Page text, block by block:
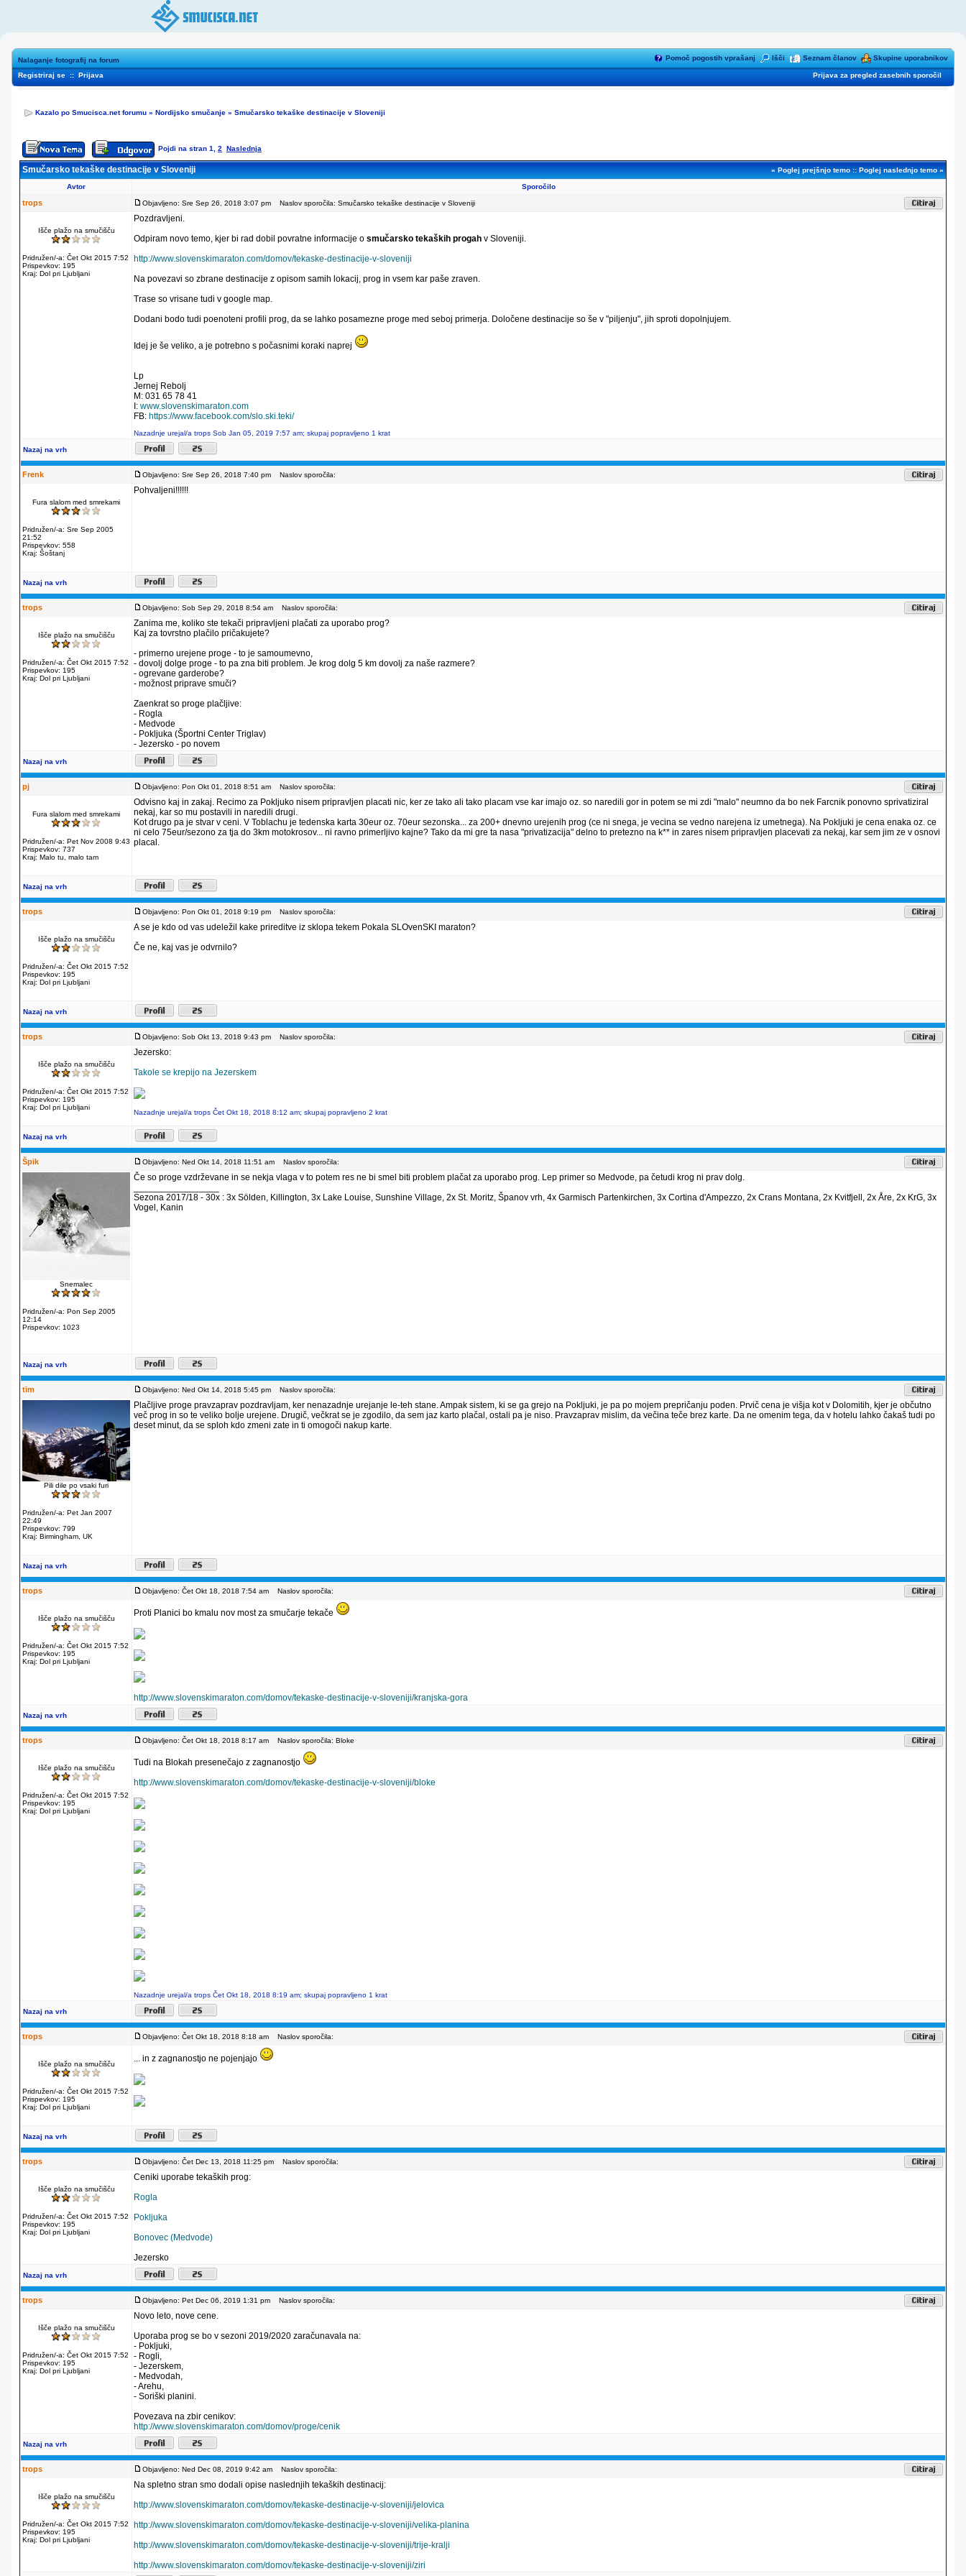
Nalaganje fotografij na forum Pomoč pogostih vprašanj Išči Seznam članov Skupine uporabnikov
Registriraj se :: Prijava Prijava za pregled zasebnih sporočil
Kazalo po Smucisca.net forumu » Nordijsko smučanje » Smučarsko tekaške destinacije v Sloveniji
Pojdi na stran 1 2 Naslednja
Smučarsko tekaške destinacije v Sloveniji « Poglej prejšnjo temo :: Poglej naslednjo temo »
Avtor Sporočilo
trops Objavljeno: Sre Sep 26, 2018 3:07 pm Naslov sporočila: Smučarsko tekaške destinacije v Sloveniji
Išče plažo na smučišču
Pridružen/-a: Čet Okt 2015 7:52
Prispevkov: 195
Kraj: Dol pri Ljubljani
Pozdravljeni.
Odpiram novo temo, kjer bi rad dobil povratne informacije o smučarsko tekaških progah v Sloveniji.
http://www.slovenskimaraton.com/domov/tekaske-destinacije-v-sloveniji
Na povezavi so zbrane destinacije z opisom samih lokacij, prog in vsem kar paše zraven.
Trase so vrisane tudi v google map.
Dodani bodo tudi poenoteni profili prog, da se lahko posamezne proge med seboj primerja. Določene destinacije so še v "piljenju", jih sproti dopolnjujem.
Idej je še veliko, a je potrebno s počasnimi koraki naprej
Lp
Jernej Rebolj
M: 031 65 78 41
I: www.slovenskimaraton.com
FB: https://www.facebook.com/slo.ski.teki/
Nazadnje urejal/a trops Sob Jan 05, 2019 7:57 am; skupaj popravljeno 1 krat
Nazaj na vrh
Frenk Objavljeno: Sre Sep 26, 2018 7:40 pm Naslov sporočila:
Fura slalom med smrekami
Pridružen/-a: Sre Sep 2005
21:52
Prispevkov: 558
Kraj: Šoštanj
Pohvaljeni!!!!!!
Nazaj na vrh
trops Objavljeno: Sob Sep 29, 2018 8:54 am Naslov sporočila:
Išče plažo na smučišču
Pridružen/-a: Čet Okt 2015 7:52
Prispevkov: 195
Kraj: Dol pri Ljubljani
Zanima me, koliko ste tekači pripravljeni plačati za uporabo prog?
Kaj za tovrstno plačilo pričakujete?
- primerno urejene proge - to je samoumevno,
- dovolj dolge proge - to pa zna biti problem. Je krog dolg 5 km dovolj za naše razmere?
- ogrevane garderobe?
- možnost priprave smuči?
Zaenkrat so proge plačljive:
- Rogla
- Medvode
- Pokljuka (Športni Center Triglav)
- Jezersko - po novem
Nazaj na vrh
pj Objavljeno: Pon Okt 01, 2018 8:51 am Naslov sporočila:
Fura slalom med smrekami
Pridružen/-a: Pet Nov 2008 9:43
Prispevkov: 737
Kraj: Malo tu, malo tam
Odvisno kaj in zakaj. Recimo za Pokljuko nisem pripravljen placati nic, ker ze tako ali tako placam vse kar imajo oz. so naredili gor in potem se mi zdi "malo" neumno da bo nek Farcnik ponovno sprivatiziral
nekaj, kar so mu postavili in naredili drugi.
Kot drugo pa je stvar v ceni. V Toblachu je tedenska karta 30eur oz. 70eur sezonska... za 200+ dnevno urejenih prog (ce ni snega, je vecina se vedno narejena iz umetnega). Na Pokljuki je cena enaka oz. ce
ni celo 75eur/sezono za tja do 3km motokrosov... ni ravno primerljivo kajne? Tako da mi gre ta nasa "privatizacija" delno to pretezno na k** in zares nisem pripravljen placevati za nekaj, kar sem jim ze v osnovi
placal.
Nazaj na vrh
trops Objavljeno: Pon Okt 01, 2018 9:19 pm Naslov sporočila:
Išče plažo na smučišču
Pridružen/-a: Čet Okt 2015 7:52
Prispevkov: 195
Kraj: Dol pri Ljubljani
A se je kdo od vas udeležil kake prireditve iz sklopa tekem Pokala SLOvenSKI maraton?
Če ne, kaj vas je odvrnilo?
Nazaj na vrh
trops Objavljeno: Sob Okt 13, 2018 9:43 pm Naslov sporočila:
Išče plažo na smučišču
Pridružen/-a: Čet Okt 2015 7:52
Prispevkov: 195
Kraj: Dol pri Ljubljani
Jezersko:
Takole se krepijo na Jezerskem
Nazadnje urejal/a trops Čet Okt 18, 2018 8:12 am; skupaj popravljeno 2 krat
Nazaj na vrh
Špik Objavljeno: Ned Okt 14, 2018 11:51 am Naslov sporočila:
Snemalec
Pridružen/-a: Pon Sep 2005
12:14
Prispevkov: 1023
Če so proge vzdrževane in se nekja vlaga v to potem res ne bi smel biti problem plačat za uporabo prog. Lep primer so Medvode, pa četudi krog ni prav dolg.
Sezona 2017/18 - 30x : 3x Sölden, Killington, 3x Lake Louise, Sunshine Village, 2x St. Moritz, Španov vrh, 4x Garmisch Partenkirchen, 3x Cortina d'Ampezzo, 2x Crans Montana, 2x Kvitfjell, 2x Åre, 2x KrG, 3x
Vogel, Kanin
Nazaj na vrh
tim Objavljeno: Ned Okt 14, 2018 5:45 pm Naslov sporočila:
Pili dile po vsaki furi
Pridružen/-a: Pet Jan 2007
22:49
Prispevkov: 799
Kraj: Birmingham, UK
Plačljive proge pravzaprav pozdravljam, ker nenazadnje urejanje le-teh stane. Ampak sistem, ki se ga grejo na Pokljuki, je pa po mojem prepričanju poden. Prvič cena je višja kot v Dolomitih, kjer je občutno
več prog in so te veliko bolje urejene. Drugič, večkrat se je zgodilo, da sem jaz karto plačal, ostali pa je niso. Pravzaprav mislim, da večina teče brez karte. Da ne omenim tega, da v hotelu lahko čakaš tudi po
deset minut, da se sploh kdo zmeni zate in ti omogoči nakup karte.
Nazaj na vrh
trops Objavljeno: Čet Okt 18, 2018 7:54 am Naslov sporočila:
Išče plažo na smučišču
Pridružen/-a: Čet Okt 2015 7:52
Prispevkov: 195
Kraj: Dol pri Ljubljani
Proti Planici bo kmalu nov most za smučarje tekače
http://www.slovenskimaraton.com/domov/tekaske-destinacije-v-sloveniji/kranjska-gora
Nazaj na vrh
trops Objavljeno: Čet Okt 18, 2018 8:17 am Naslov sporočila: Bloke
Išče plažo na smučišču
Pridružen/-a: Čet Okt 2015 7:52
Prispevkov: 195
Kraj: Dol pri Ljubljani
Tudi na Blokah presenečajo z zagnanostjo
http://www.slovenskimaraton.com/domov/tekaske-destinacije-v-sloveniji/bloke
Nazadnje urejal/a trops Čet Okt 18, 2018 8:19 am; skupaj popravljeno 1 krat
Nazaj na vrh
trops Objavljeno: Čet Okt 18, 2018 8:18 am Naslov sporočila:
Išče plažo na smučišču
Pridružen/-a: Čet Okt 2015 7:52
Prispevkov: 195
Kraj: Dol pri Ljubljani
... in z zagnanostjo ne pojenjajo
Nazaj na vrh
trops Objavljeno: Čet Dec 13, 2018 11:25 pm Naslov sporočila:
Išče plažo na smučišču
Pridružen/-a: Čet Okt 2015 7:52
Prispevkov: 195
Kraj: Dol pri Ljubljani
Ceniki uporabe tekaških prog:
Rogla
Pokljuka
Bonovec (Medvode)
Jezersko
Nazaj na vrh
trops Objavljeno: Pet Dec 06, 2019 1:31 pm Naslov sporočila:
Išče plažo na smučišču
Pridružen/-a: Čet Okt 2015 7:52
Prispevkov: 195
Kraj: Dol pri Ljubljani
Novo leto, nove cene.
Uporaba prog se bo v sezoni 2019/2020 zaračunavala na:
- Pokljuki,
- Rogli,
- Jezerskem,
- Medvodah,
- Arehu,
- Soriški planini.
Povezava na zbir cenikov:
http://www.slovenskimaraton.com/domov/proge/cenik
Nazaj na vrh
trops Objavljeno: Ned Dec 08, 2019 9:42 am Naslov sporočila:
Išče plažo na smučišču
Pridružen/-a: Čet Okt 2015 7:52
Prispevkov: 195
Kraj: Dol pri Ljubljani
Na spletno stran smo dodali opise naslednjih tekaških destinacij:
http://www.slovenskimaraton.com/domov/tekaske-destinacije-v-sloveniji/jelovica
http://www.slovenskimaraton.com/domov/tekaske-destinacije-v-sloveniji/velika-planina
http://www.slovenskimaraton.com/domov/tekaske-destinacije-v-sloveniji/trije-kralji
http://www.slovenskimaraton.com/domov/tekaske-destinacije-v-sloveniji/ziri